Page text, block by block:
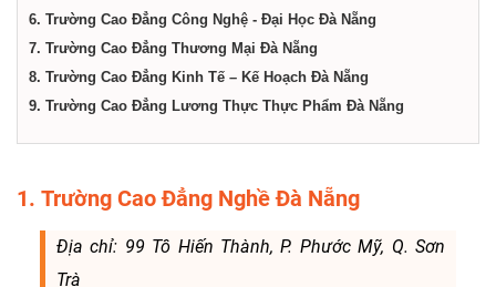
6. Trường Cao Đẳng Công Nghệ - Đại Học Đà Nẵng
7. Trường Cao Đẳng Thương Mại Đà Nẵng
8. Trường Cao Đẳng Kinh Tế – Kế Hoạch Đà Nẵng
9. Trường Cao Đẳng Lương Thực Thực Phẩm Đà Nẵng
1. Trường Cao Đẳng Nghề Đà Nẵng
Địa chỉ: 99 Tô Hiến Thành, P. Phước Mỹ, Q. Sơn
Trà